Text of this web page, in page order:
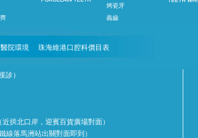
烤瓷牙
義齒
醫院環境 珠海維港口腔科價目表
診）
拱北口岸，迎賓百貨廣場對面）
線落馬洲站出關對面即到）